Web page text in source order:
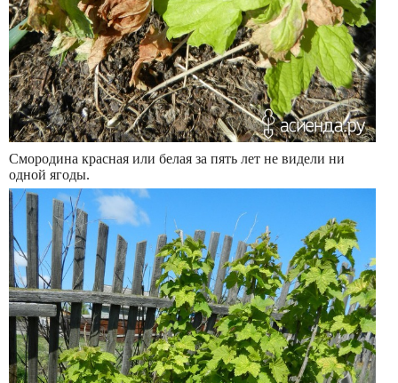
Смородина красная или белая за пять лет не видели ни
одной ягоды.